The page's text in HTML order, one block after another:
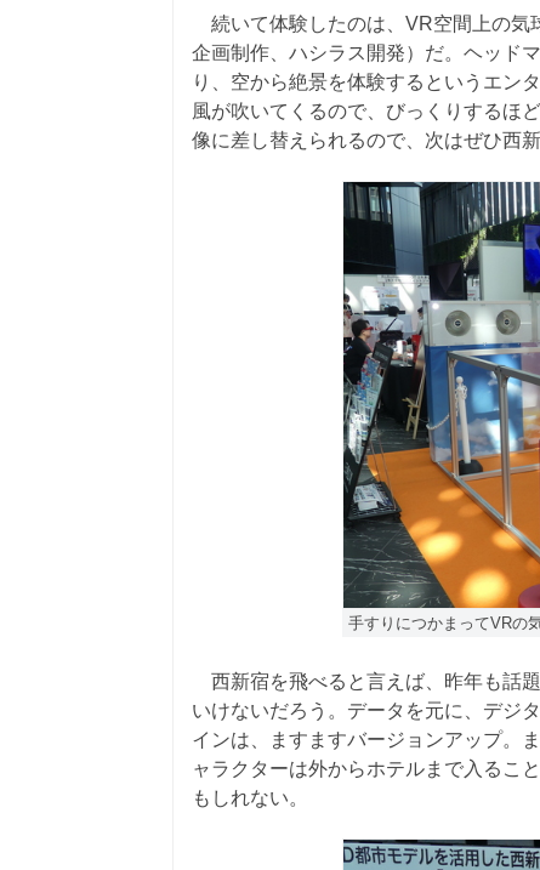
続いて体験したのは、VR空間上の気
企画制作、ハシラス開発）だ。ヘッド
り、空から絶景を体験するというエン
風が吹いてくるので、びっくりするほ
像に差し替えられるので、次はぜひ西
手すりにつかまってVRの
西新宿を飛べると言えば、昨年も話
いけないだろう。データを元に、デジ
インは、ますますバージョンアップ。
ャラクターは外からホテルまで入るこ
もしれない。